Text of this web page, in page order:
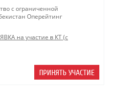
с ограниченной
Оперейтинг
на участие в КТ (с
ПРИНЯТЬ УЧАСТИЕ